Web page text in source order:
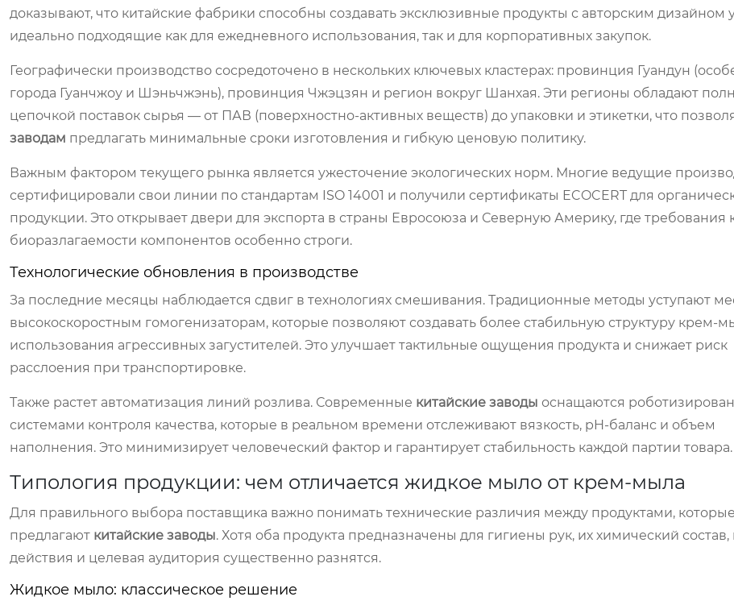
доказывают, что китайские фабрики способны создавать эксклюзивные продукты с авторским дизайном
идеально подходящие как для ежедневного использования, так и для корпоративных закупок.
Географически производство сосредоточено в нескольких ключевых кластерах: провинция Гуандун
города Гуанчжоу и Шэньчжэнь), провинция Чжэцзян и регион вокруг Шанхая. Эти регионы обладают
цепочкой поставок сырья — от ПАВ (поверхностно-активных веществ) до упаковки и этикетки, что
заводам предлагать минимальные сроки изготовления и гибкую ценовую политику.
Важным фактором текущего рынка является ужесточение экологических норм. Многие ведущие
сертифицировали свои линии по стандартам ISO 14001 и получили сертификаты ECOCERT для
продукции. Это открывает двери для экспорта в страны Евросоюза и Северную Америку, где требования
биоразлагаемости компонентов особенно строги.
Технологические обновления в производстве
За последние месяцы наблюдается сдвиг в технологиях смешивания. Традиционные методы уступают
высокоскоростным гомогенизаторам, которые позволяют создавать более стабильную структуру крем-
использования агрессивных загустителей. Это улучшает тактильные ощущения продукта и снижает риск
расслоения при транспортировке.
Также растет автоматизация линий розлива. Современные китайские заводы оснащаются
системами контроля качества, которые в реальном времени отслеживают вязкость, pH-баланс и объем
наполнения. Это минимизирует человеческий фактор и гарантирует стабильность каждой партии товара.
Типология продукции: чем отличается жидкое мыло от крем-мыла
Для правильного выбора поставщика важно понимать технические различия между продуктами, которые
предлагают китайские заводы. Хотя оба продукта предназначены для гигиены рук, их химический
действия и целевая аудитория существенно разнятся.
Жидкое мыло: классическое решение